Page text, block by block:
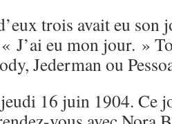
trois avait eu son
J’ai eu mon jour. »
Jederman ou
jeudi 16 juin 1904. Ce